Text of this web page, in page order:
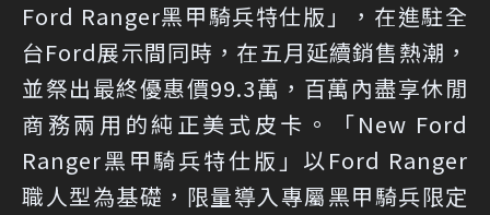
Ford Ranger黑甲騎兵特仕版」，在進駐全
台Ford展示間同時，在五月延續銷售熱潮，
並祭出最終優惠價99.3萬，百萬內盡享休閒
商務兩用的純正美式皮卡。「New Ford
Ranger黑甲騎兵特仕版」以Ford Ranger
職人型為基礎，限量導入專屬黑甲騎兵限定